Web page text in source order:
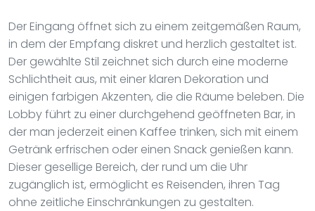
Der Eingang öffnet sich zu einem zeitgemäßen Raum,
in dem der Empfang diskret und herzlich gestaltet ist.
Der gewählte Stil zeichnet sich durch eine moderne
Schlichtheit aus, mit einer klaren Dekoration und
einigen farbigen Akzenten, die die Räume beleben. Die
Lobby führt zu einer durchgehend geöffneten Bar, in
der man jederzeit einen Kaffee trinken, sich mit einem
Getränk erfrischen oder einen Snack genießen kann.
Dieser gesellige Bereich, der rund um die Uhr
zugänglich ist, ermöglicht es Reisenden, ihren Tag
ohne zeitliche Einschränkungen zu gestalten.